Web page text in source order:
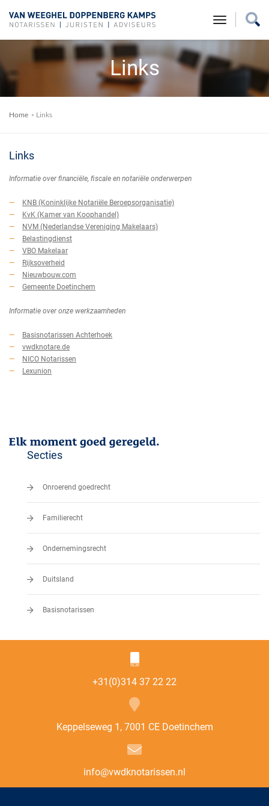
toggle
Links
Home Links
Links
Informatie over financiële, fiscale en notariële onderwerpen
KNB (Koninklijke Notariële Beroepsorganisatie)
KvK (Kamer van Koophandel)
NVM (Nederlandse Vereniging Makelaars)
Belastingdienst
VBO Makelaar
Rijksoverheid
Nieuwbouw.com
Gemeente Doetinchem
Informatie over onze werkzaamheden
Basisnotarissen Achterhoek
vwdknotare.de
NICO Notarissen
Lexunion
Secties
Onroerend goedrecht
Familierecht
Ondernemingsrecht
Duitsland
Basisnotarissen
+31(0)314 37 22 22
Keppelseweg 1, 7001 CE Doetinchem
info@vwdknotarissen.nl